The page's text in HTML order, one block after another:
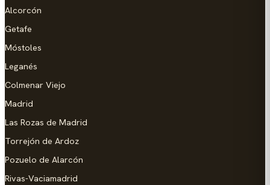
Alcorcón
Getafe
Móstoles
Leganés
Colmenar Viejo
Madrid
Las Rozas de Madrid
Torrejón de Ardoz
Pozuelo de Alarcón
Rivas-Vaciamadrid